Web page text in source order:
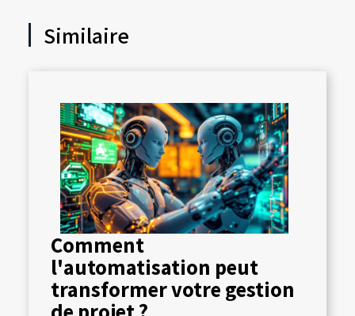
Similaire
Comment
l'automatisation peut
transformer votre gestion